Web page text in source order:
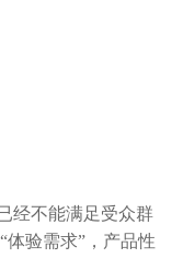
经不能满足受众群
体验需求”，产品性